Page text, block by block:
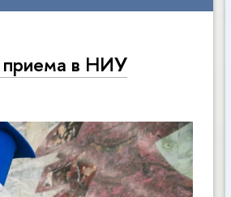
приема в НИУ